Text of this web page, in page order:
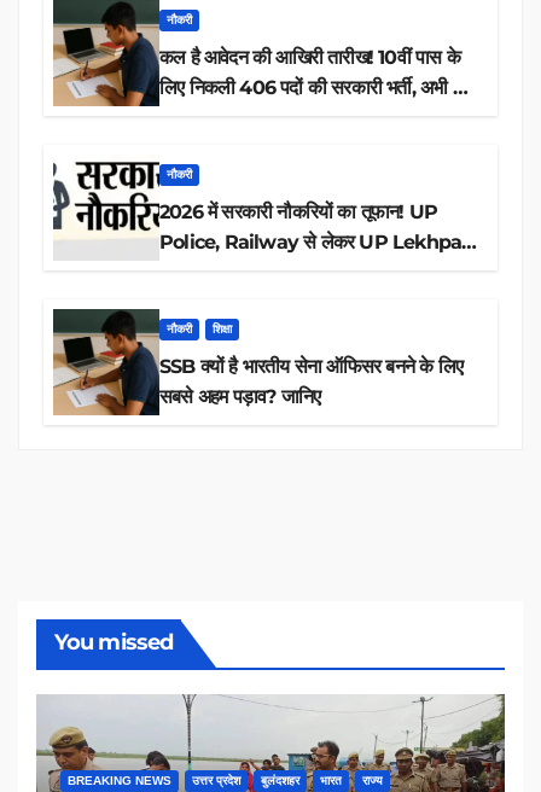
नौकरी
कल है आवेदन की आखिरी तारीख! 10वीं पास के
लिए निकली 406 पदों की सरकारी भर्ती, अभी करें
नौकरी
2026 में सरकारी नौकरियों का तूफान! UP
Police, Railway से लेकर UP Lekhpal
नौकरी शिक्षा
SSB क्यों है भारतीय सेना ऑफिसर बनने के लिए
सबसे अहम पड़ाव? जानिए
You missed
BREAKING NEWS उत्तर प्रदेश बुलंदशहर भारत राज्य